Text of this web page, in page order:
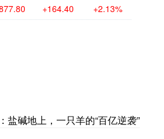
+164.40 +2.13%
盐碱地上，一只羊的“百亿逆袭”